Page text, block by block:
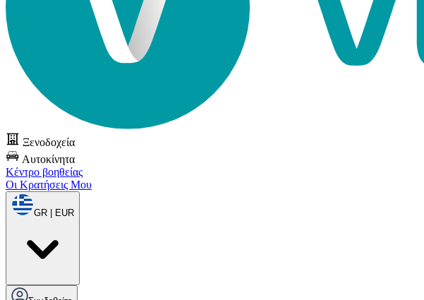
Ξενοδοχεία
Αυτοκίνητα
Κέντρο βοηθείας
Οι Κρατήσεις Μου
GR | EUR